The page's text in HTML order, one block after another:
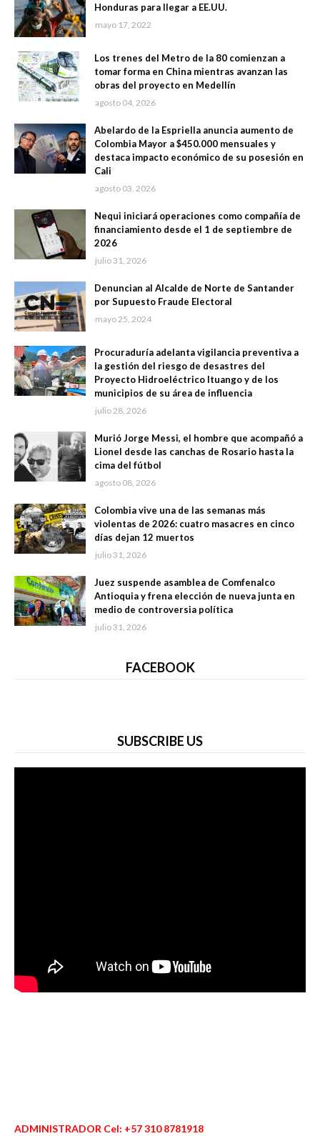
Honduras para llegar a EE.UU.
mayo 17, 2022
Los trenes del Metro de la 80 comienzan a
tomar forma en China mientras avanzan las
obras del proyecto en Medellín
agosto 04, 2026
Abelardo de la Espriella anuncia aumento de
Colombia Mayor a $450.000 mensuales y
destaca impacto económico de su posesión en
Cali
agosto 03, 2026
Nequi iniciará operaciones como compañía de
financiamiento desde el 1 de septiembre de
2026
julio 31, 2026
Denuncian al Alcalde de Norte de Santander
por Supuesto Fraude Electoral
mayo 25, 2024
Procuraduría adelanta vigilancia preventiva a
la gestión del riesgo de desastres del
Proyecto Hidroeléctrico Ituango y de los
municipios de su área de influencia
julio 28, 2026
Murió Jorge Messi, el hombre que acompañó a
Lionel desde las canchas de Rosario hasta la
cima del fútbol
agosto 08, 2026
Colombia vive una de las semanas más
violentas de 2026: cuatro masacres en cinco
días dejan 12 muertos
julio 31, 2026
Juez suspende asamblea de Comfenalco
Antioquia y frena elección de nueva junta en
medio de controversia política
julio 31, 2026
FACEBOOK
SUBSCRIBE US
ADMINISTRADOR Cel: +57 310 8781918